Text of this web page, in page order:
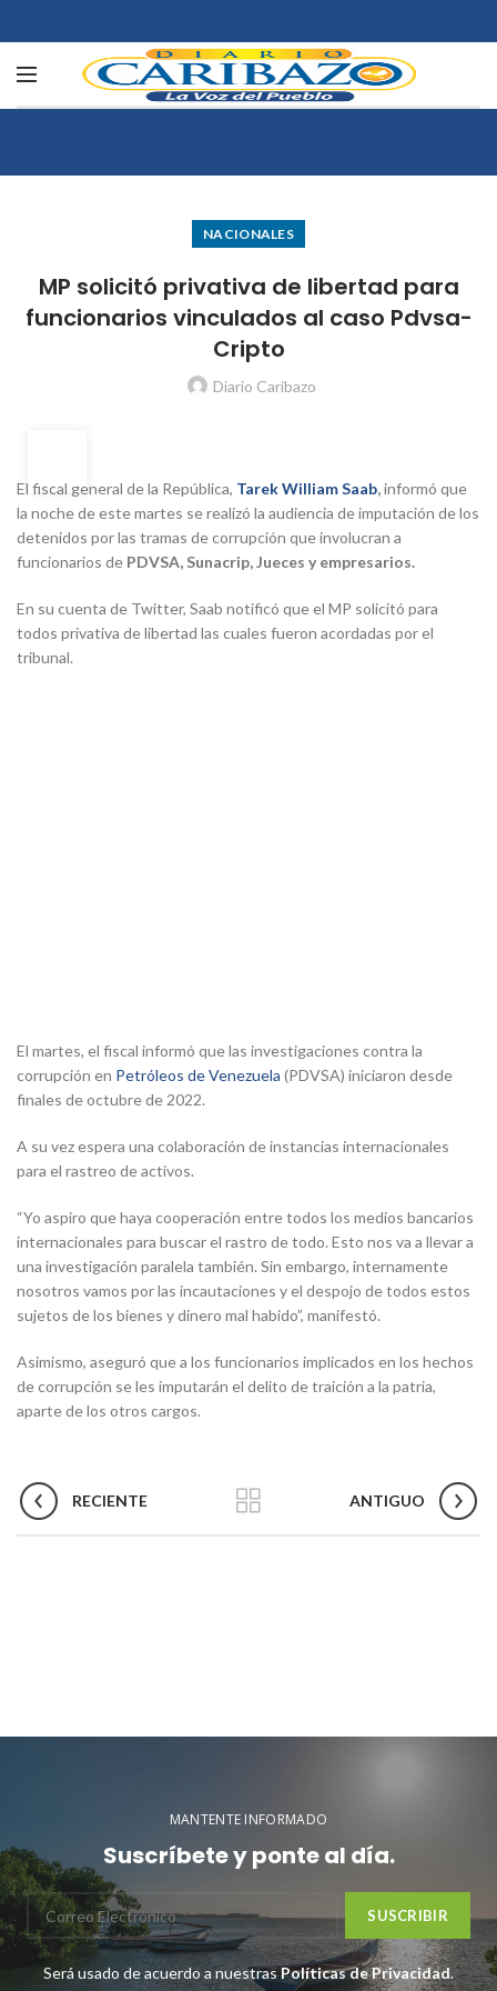
NACIONALES
MP solicitó privativa de libertad para
funcionarios vinculados al caso Pdvsa-
Cripto
Diario Caribazo
El fiscal general de la República, Tarek William Saab,informó que
la noche de este martes se realizó la audiencia de imputación de los
detenidos por las tramas de corrupción que involucran a
funcionarios de PDVSA, Sunacrip, Jueces y empresarios.
En su cuenta de Twitter, Saab notificó que el MP solicitó para
todos privativa de libertad las cuales fueron acordadas por el
tribunal.
El martes, el fiscal informó que las investigaciones contra la
corrupción en Petróleos de Venezuela (PDVSA) iniciaron desde
finales de octubre de 2022.
A su vez espera una colaboración de instancias internacionales
para el rastreo de activos.
“Yo aspiro que haya cooperación entre todos los medios bancarios
internacionales para buscar el rastro de todo. Esto nos va a llevar a
una investigación paralela también. Sin embargo, internamente
nosotros vamos por las incautaciones y el despojo de todos estos
sujetos de los bienes y dinero mal habido”, manifestó.
Asimismo, aseguró que a los funcionarios implicados en los hechos
de corrupción se les imputarán el delito de traición a la patria,
aparte de los otros cargos.
RECIENTE ANTIGUO
MANTENTE INFORMADO
Suscríbete y ponte al día.
Será usado de acuerdo a nuestrasPolíticas de Privacidad.